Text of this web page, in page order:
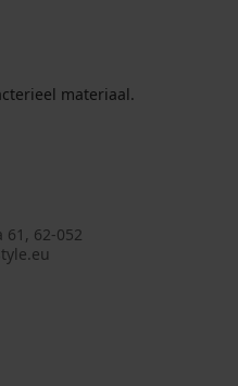
materiaal.
61, 62-052